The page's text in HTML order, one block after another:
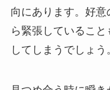
向にあります。好
ら緊張しているこ
してしまうでしょう